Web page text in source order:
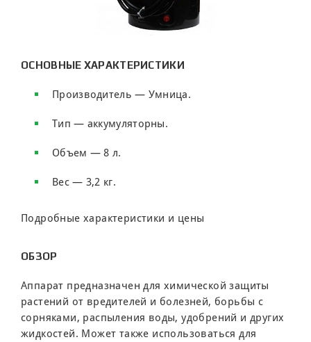
ОСНОВНЫЕ ХАРАКТЕРИСТИКИ
Производитель — Умница.
Тип — аккумуляторны.
Объем — 8 л.
Вес — 3,2 кг.
Подробные характеристики и цены
ОБЗОР
Аппарат предназначен для химической защиты
растений от вредителей и болезней, борьбы с
сорняками, распыления воды, удобрений и других
жидкостей. Может также использоваться для